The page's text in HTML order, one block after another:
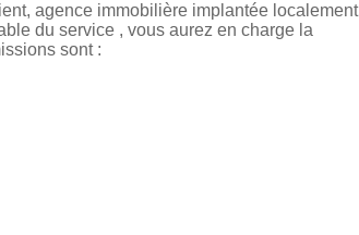
agence immobilière implantée localement
du service , vous aurez en charge la
sont :